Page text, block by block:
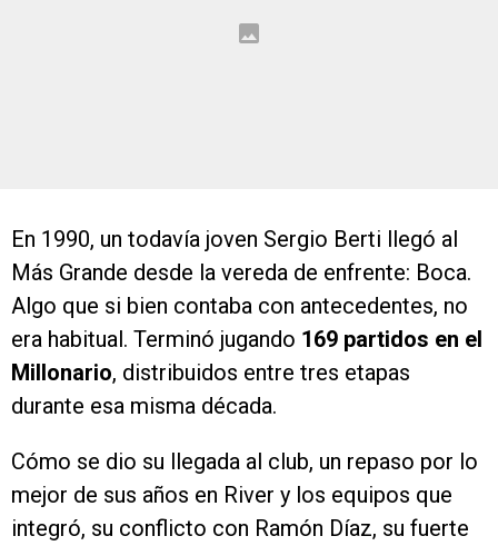
En 1990, un todavía joven Sergio Berti llegó al
Más Grande desde la vereda de enfrente: Boca.
Algo que si bien contaba con antecedentes, no
era habitual. Terminó jugando 169 partidos en el
Millonario, distribuidos entre tres etapas
durante esa misma década.
Cómo se dio su llegada al club, un repaso por lo
mejor de sus años en River y los equipos que
integró, su conflicto con Ramón Díaz, su fuerte